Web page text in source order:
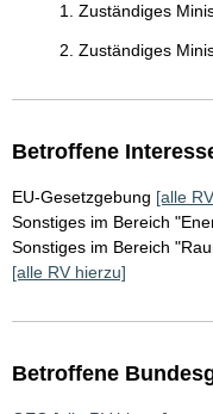
1. Zuständiges
2. Zuständiges
Betroffene
EU-Gesetzgebung [alle
Sonstiges im Bereich
Sonstiges im Bereich
[alle RV hierzu]
Betroffene